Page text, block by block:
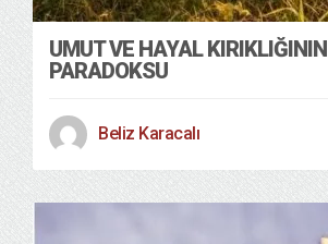
UMUT VE HAYAL KIRIKLIĞININ
PARADOKSU
Beliz Karacalı